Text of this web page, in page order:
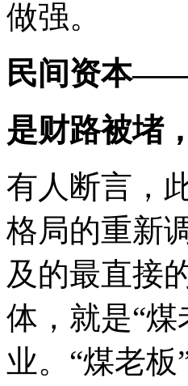
做强。
民间资本
是财路被堵
有人断言，
格局的重新
及的最直接
体，就是“
业。“煤老